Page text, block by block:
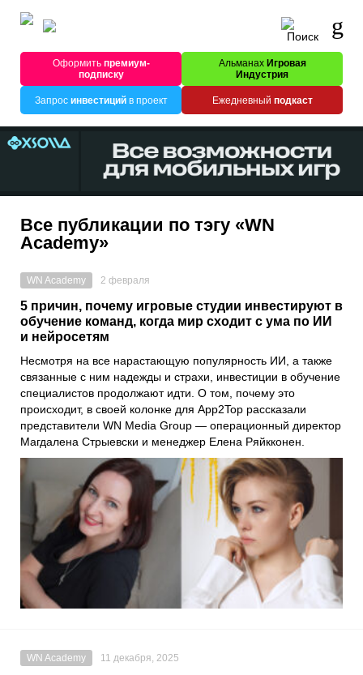
Оформитьпремиум-
подписку
Альманах Игровая
Индустрия
Запрос инвестицийв проект Ежедневный подкаст
Все публикации по тэгу «WN
Academy»
WN Academy 2 февраля
5 причин, почему игровые студии инвестируют в
обучение команд, когда мир сходит с ума по ИИ
и нейросетям
Несмотря на все нарастающую популярность ИИ, а также
связанные с ним надежды и страхи, инвестиции в обучение
специалистов продолжают идти. О том, почему это
происходит, в своей колонке для App2Top рассказали
представители WN Media Group — операционный директор
Магдалена Стрыевски и менеджер Елена Ряйкконен.
WN Academy 11 декабря, 2025